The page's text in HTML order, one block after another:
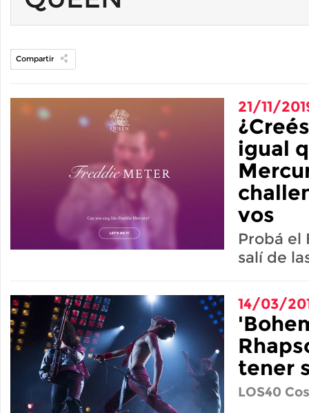
Compartir
21/11/
igual
vos
Probá el
salí de
14/03/
tener
LOS40